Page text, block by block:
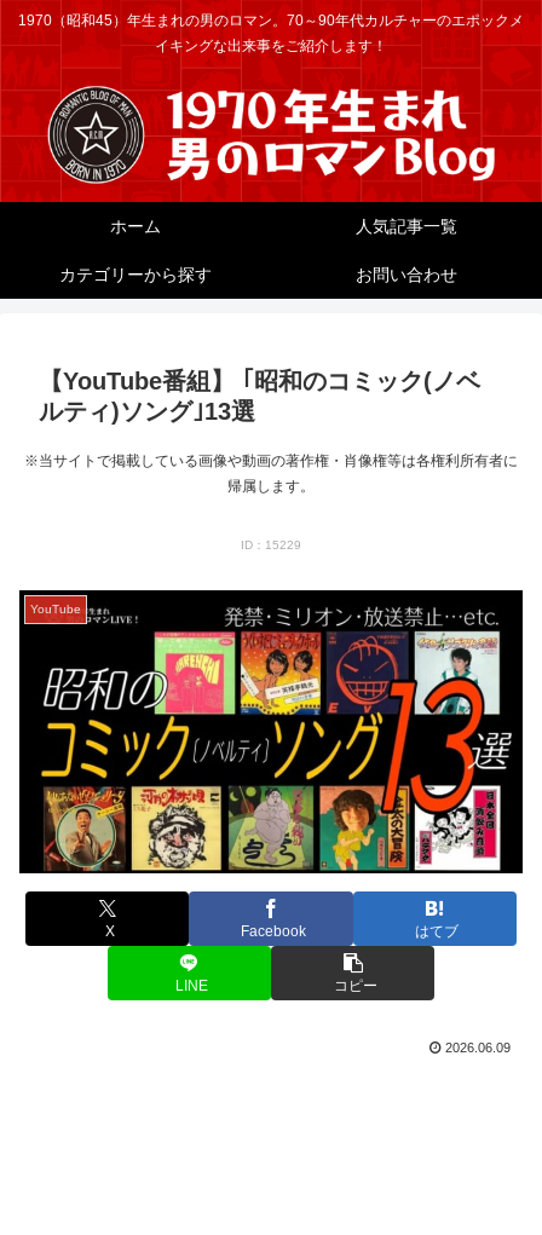
1970（昭和45）年生まれの男のロマン。70～90年代カルチャーのエポックメ
イキングな出来事をご紹介します！
ホーム 人気記事一覧
カテゴリーから探す お問い合わせ
【YouTube番組】 ｢昭和のコミック(ノベ
ルティ)ソング｣13選
※当サイトで掲載している画像や動画の著作権・肖像権等は各権利所有者に
帰属します。
ID：15229
YouTube
X Facebook はてブ
LINE コピー
2026.06.09